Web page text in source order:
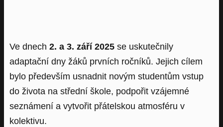
Ve dnech 2. a 3. září 2025se uskutečnily
adaptační dny žáků prvních ročníků. Jejich cílem
bylo především usnadnit novým studentům vstup
do života na střední škole, podpořit vzájemné
seznámení a vytvořit přátelskou atmosféru v
kolektivu.